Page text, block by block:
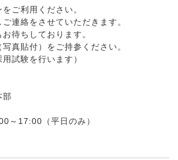
ご利用ください。
連絡をさせていただきます。
待ちしております。
真貼付）をご持参ください。
試験を行います）
部
～17:00（平日のみ）